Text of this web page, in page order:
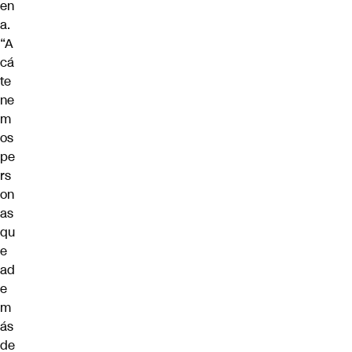
en
a.
“A
cá
te
ne
m
os
pe
rs
on
as
qu
e
ad
e
m
ás
de